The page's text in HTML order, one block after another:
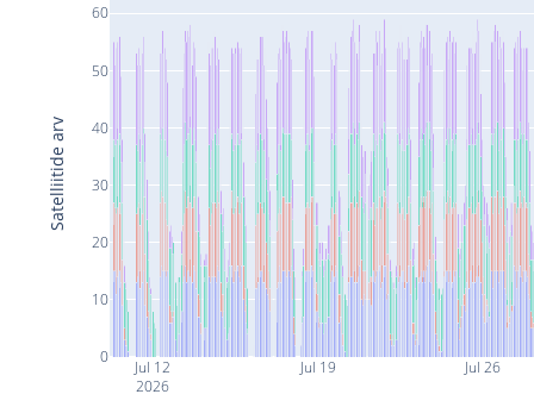
Jul 12
2026
Jul 19 Jul 26
0
10
20
30
40
50
60
Satelliitide arv